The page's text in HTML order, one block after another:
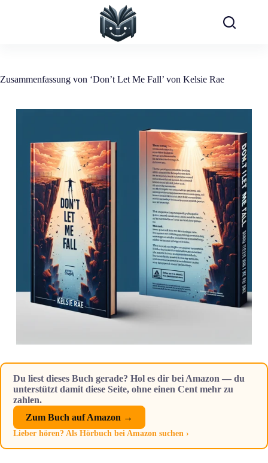
Zusammenfassung von ‘Don’t Let Me Fall’ von Kelsie Rae
Du liest dieses Buch gerade? Hol es dir bei Amazon — du
unterstützt damit diese Seite, ohne einen Cent mehr zu
zahlen.
Zum Buch auf Amazon →
Lieber hören? Als Hörbuch bei Amazon suchen ›